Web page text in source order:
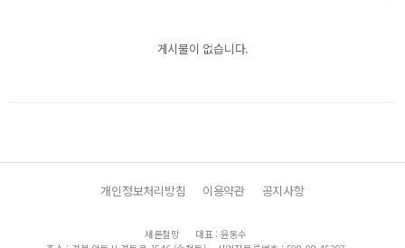
게시물이 없습니다.
개인정보처리방침 이용약관 공지사항
새론철망
대표 : 윤동수